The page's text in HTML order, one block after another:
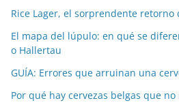
Rice Lager, el sorprendente retorno
El mapa del lúpulo: en qué se
o Hallertau
GUÍA: Errores que arruinan una
Por qué hay cervezas belgas que